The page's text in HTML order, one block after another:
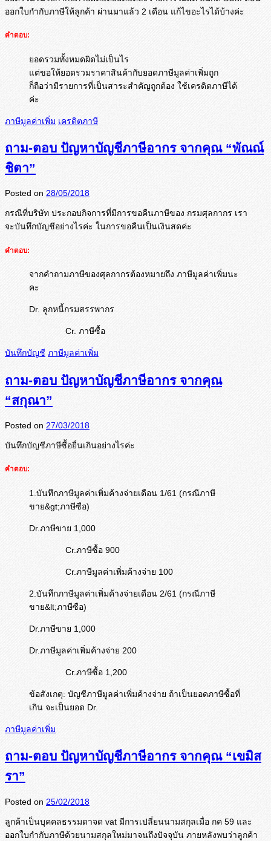
ออกใบกำกับภาษีให้ลูกค้า ผ่านมาแล้ว 2 เดือน แก้ไขอะไรได้บ้างค่ะ
คำตอบ:
ยอดรวมทั้งหมดผิดไม่เป็นไร
แต่ขอให้ยอดรวมราคาสินค้ากับยอดภาษีมูลค่าเพิ่มถูก
ก็ถือว่ามีรายการที่เป็นสาระสำคัญถูกต้อง ใช้เครดิตภาษีได้
ค่ะ
ภาษีมูลค่าเพิ่ม เครดิตภาษี
ถาม-ตอบ ปัญหาบัญชีภาษีอากร จากคุณ “พัณณ์
ชิตา”
Posted on 28/05/2018
กรณีที่บริษัท ประกอบกิจการที่มีการขอคืนภาษีของ กรมศุลกากร เรา
จะบันทึกบัญชีอย่างไรค่ะ ในการขอคืนเป็นเงินสดค่ะ
คำตอบ:
จากคำถามภาษีของศุลกากรต้องหมายถึง ภาษีมูลค่าเพิ่มนะ
คะ
Dr. ลูกหนี้กรมสรรพากร
Cr. ภาษีซื้อ
บันทึกบัญชี ภาษีมูลค่าเพิ่ม
ถาม-ตอบ ปัญหาบัญชีภาษีอากร จากคุณ
“สกุณา”
Posted on 27/03/2018
บันทึกบัญชีภาษีซื้อยื่นเกินอย่างไรค่ะ
คำตอบ:
1.บันทึกภาษีมูลค่าเพิ่มค้างจ่ายเดือน 1/61 (กรณีภาษี
ขาย&gt;ภาษีซือ)
Dr.ภาษีขาย 1,000
Cr.ภาษีซื้อ 900
Cr.ภาษีมูลค่าเพิ่มค้างจ่าย 100
2.บันทึกภาษีมูลค่าเพิ่มค้างจ่ายเดือน 2/61 (กรณีภาษี
ขาย&lt;ภาษีซือ)
Dr.ภาษีขาย 1,000
Dr.ภาษีมูลค่าเพิ่มค้างจ่าย 200
Cr.ภาษีซื้อ 1,200
ข้อสังเกตุ: บัญชีภาษีมูลค่าเพิ่มค้างจ่าย ถ้าเป็นยอดภาษีซื้อที่
เกิน จะเป็นยอด Dr.
ภาษีมูลค่าเพิ่ม
ถาม-ตอบ ปัญหาบัญชีภาษีอากร จากคุณ “เขมิส
รา”
Posted on 25/02/2018
ลูกค้าเป็นบุคคลธรรมดาจด vat มีการเปลี่ยนนามสกุลเมื่อ กค 59 และ
ออกใบกำกับภาษีด้วยนามสกุลใหม่มาจนถึงปัจจุบัน ภายหลังพบว่าลูกค้า